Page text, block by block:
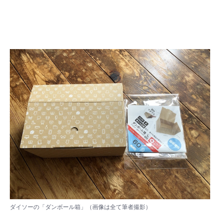
ダイソーの「ダンボール箱」（画像は全て筆者撮影）